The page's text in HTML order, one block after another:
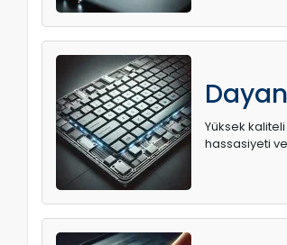
Yüksek
hassasiyeti